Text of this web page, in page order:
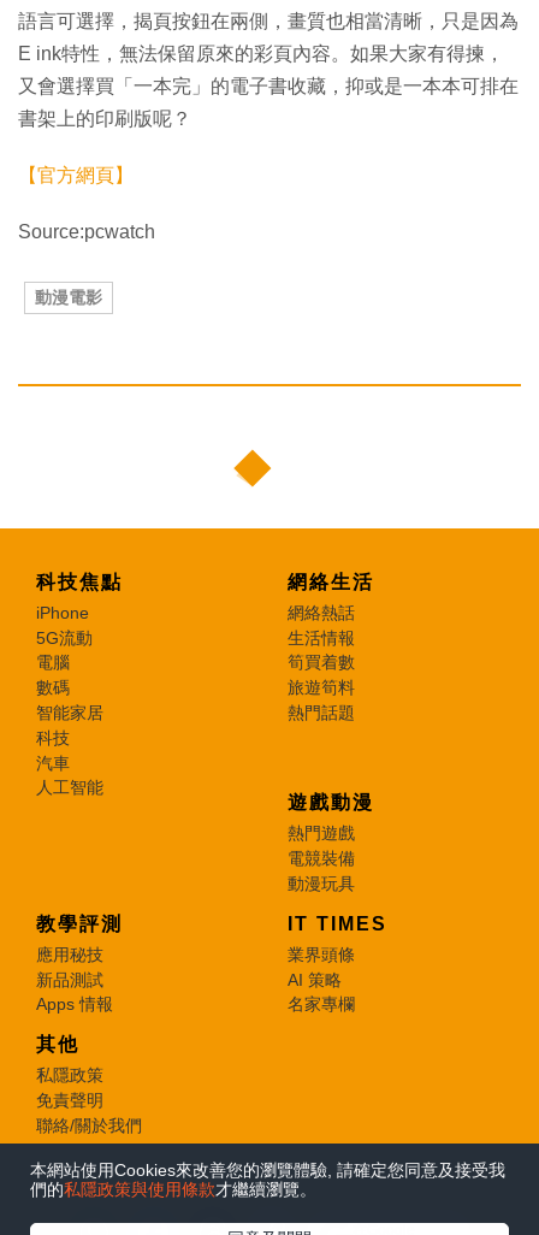
語言可選擇，揭頁按鈕在兩側，畫質也相當清晰，只是因為
E ink特性，無法保留原來的彩頁內容。如果大家有得揀，
又會選擇買「一本完」的電子書收藏，抑或是一本本可排在
書架上的印刷版呢？
【官方網頁】
Source:pcwatch
動漫電影
科技焦點
iPhone
5G流動
電腦
數碼
智能家居
科技
汽車
人工智能
網絡生活
網絡熱話
生活情報
筍買着數
旅遊筍料
熱門話題
遊戲動漫
熱門遊戲
電競裝備
動漫玩具
教學評測
應用秘技
新品測試
Apps 情報
IT TIMES
業界頭條
AI 策略
名家專欄
其他
私隱政策
免責聲明
聯絡/關於我們
© 2026 e-zone. All Rights Reserved.
本網站使用Cookies來改善您的瀏覽體驗, 請確定您同意及接受我
們的私隱政策與使用條款才繼續瀏覽。